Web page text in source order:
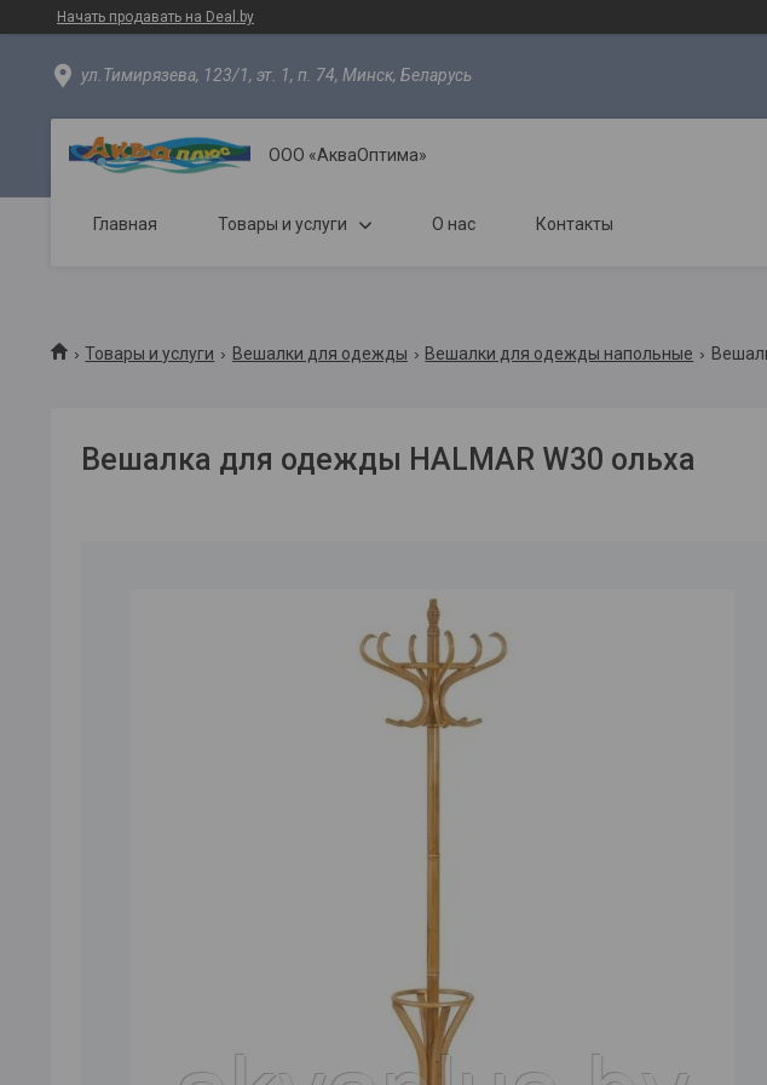
Начать продавать на Deal.by
ул.Тимирязева, 123/1, эт. 1, п. 74, Минск, Беларусь
ООО «АкваОптима»
Главная Товары и услуги О нас Контакты
Товары и услуги Вешалки для одежды Вешалки для одежды напольные
Вешалка для одежды HALMAR W30 ольха